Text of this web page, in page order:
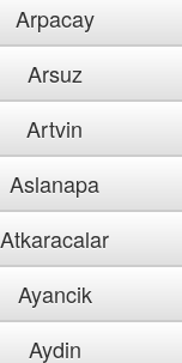
Arpacay
Arsuz
Artvin
Aslanapa
Atkaracalar
Ayancik
Aydin